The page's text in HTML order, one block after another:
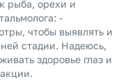
рыба, орехи и
-
чтобы выявлять и
стадии. Надеюсь,
здоровье глаз и